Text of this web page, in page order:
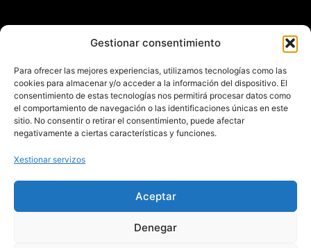
Gestionar consentimiento
Para ofrecer las mejores experiencias, utilizamos tecnologías como las
cookies para almacenar y/o acceder a la información del dispositivo. El
consentimiento de estas tecnologías nos permitirá procesar datos como
el comportamiento de navegación o las identificaciones únicas en este
sitio. No consentir o retirar el consentimiento, puede afectar
negativamente a ciertas características y funciones.
Xestionar servizos
Aceptar
Denegar
Subscríbete ao noso
boletín
Mantente informado das últimas novidades e
actividades do municipio. Subscríbete agora e
recibe no teu enderezo electrónico toda a
Aviso legal – Política de privacidad – Cookies – Mapa web